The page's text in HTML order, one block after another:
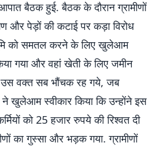
बैठक हुई. बैठक के दौरान ग्रामीणों
और पेड़ों की कटाई पर कड़ा विरोध
को समतल करने के लिए खुलेआम
गया और वहां खेती के लिए जमीन
उस वक्त सब भौंचक रह गये, जब
ने खुलेआम स्वीकार किया कि उन्होंने इस
को 25 हजार रुपये की रिश्वत दी
का गुस्सा और भड़क गया. ग्रामीणों